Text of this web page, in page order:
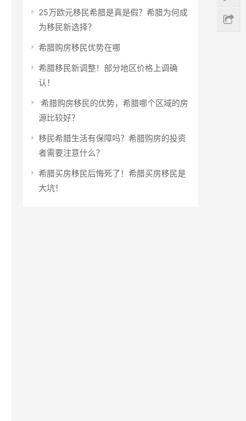
25万欧元移民希腊是真是假？希腊为何成
为移民新选择？
希腊购房移民优势在哪
希腊移民新调整！部分地区价格上调确
认！
希腊购房移民的优势，希腊哪个区域的房
源比较好？
移民希腊生活有保障吗？希腊购房的投资
者需要注意什么？
希腊买房移民后悔死了！希腊买房移民是
大坑！